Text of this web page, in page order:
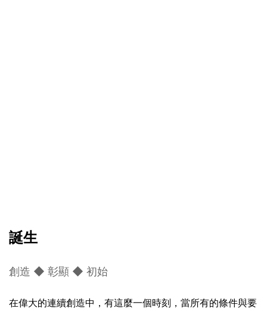
誕生
創造 ◆ 彰顯 ◆ 初始
在偉大的連續創造中，有這麼一個時刻，當所有的條件與要